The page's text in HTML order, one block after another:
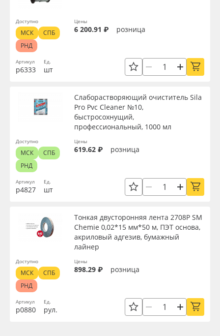
Артикул
р6333
Ед.
шт
Цены
6 200.91 ₽ розница
Доступно
МСК
СПБ
РНД
Артикул
р4827
Слаборастворяющий очиститель Sila
Pro Pvc Cleaner №10,
быстросохнущий,
профессиональный, 1000 мл
Ед.
шт
Цены
619.62 ₽ розница
Доступно
МСК
СПБ
РНД
Артикул
р0880
Тонкая двусторонняя лента 2708P SM
Chemie 0,02*15 мм*50 м, ПЭТ основа,
акриловый адгезив, бумажный
лайнер
Ед.
рул.
Цены
898.29 ₽ розница
Доступно
МСК
СПБ
РНД